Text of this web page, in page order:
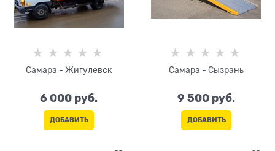
Самара - Жигулевск
6 000 руб.
ДОБАВИТЬ
Самара - Сызрань
9 500 руб.
ДОБАВИТЬ